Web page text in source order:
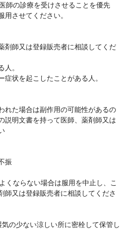
師の診療を受けさせることを優先
用させてください。
剤師又は登録販売者に相談してくだ
人。
症状を起こしたことがある人。
れた場合は副作用の可能性があるの
説明文書を持って医師、薬剤師又は
振
くならない場合は服用を中止し、こ
師又は登録販売者に相談してくださ
気の少ない涼しい所に密栓して保管し